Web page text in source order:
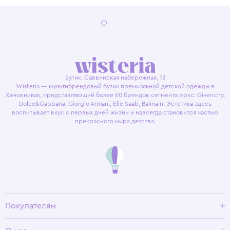
Бутик. Саввинская набережная, 13
Wisteria — мультибрендовый бутик премиальной детской одежды в
Хамовниках, представляющий более 60 брендов сегмента люкс: Givenchy,
Dolce&Gabbana, Giorgio Armani, Elie Saab, Balmain. Эстетика здесь
воспитывает вкус с первых дней жизни и навсегда становится частью
прекрасного мира детства.
Покупателям